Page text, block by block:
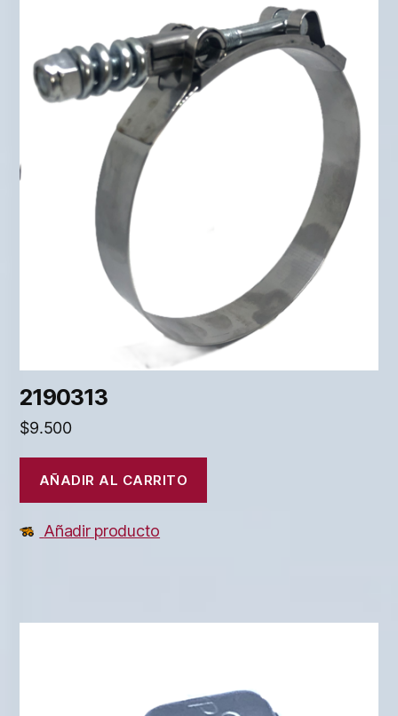
2190313
$9.500
AÑADIR AL CARRITO
Añadir producto